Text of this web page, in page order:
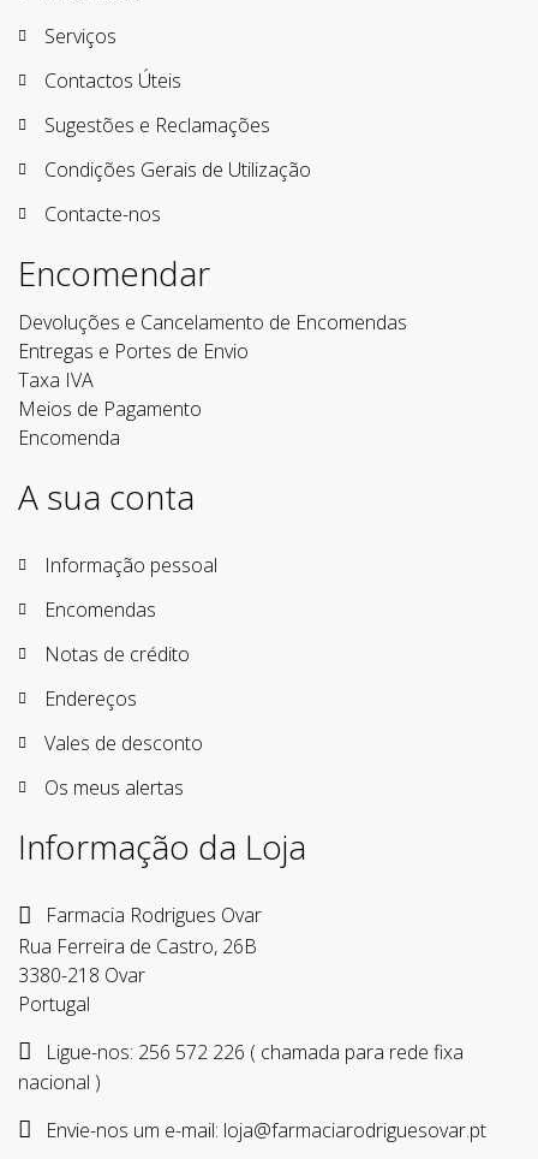
Serviços
Contactos Úteis
Sugestões e Reclamações
Condições Gerais de Utilização
Contacte-nos
Encomendar
Devoluções e Cancelamento de Encomendas
Entregas e Portes de Envio
Taxa IVA
Meios de Pagamento
Encomenda
A sua conta
Informação pessoal
Encomendas
Notas de crédito
Endereços
Vales de desconto
Os meus alertas
Informação da Loja
Farmacia Rodrigues Ovar
Rua Ferreira de Castro, 26B
3380-218 Ovar
Portugal
Ligue-nos: 256 572 226 ( chamada para rede fixa
nacional )
Envie-nos um e-mail: loja@farmaciarodriguesovar.pt